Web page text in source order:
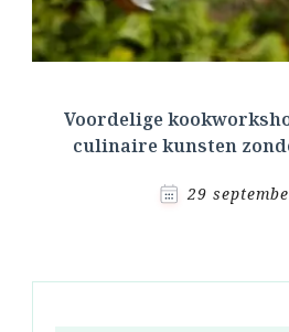
Voordelige
culinaire kunsten
29